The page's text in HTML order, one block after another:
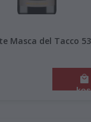
Lu'Li